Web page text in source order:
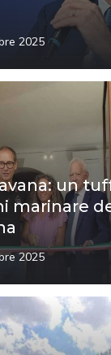
2025
un
marinare
2025